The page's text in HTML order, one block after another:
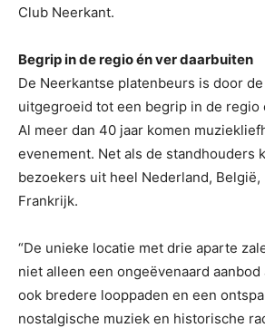
Club Neerkant.
Begrip in de regio én ver daarbuiten
De Neerkantse platenbeurs is door
uitgegroeid tot een begrip in de regio
Al meer dan 40 jaar komen
evenement. Net als de standhouders
bezoekers uit heel Nederland,
Frankrijk.
“De unieke locatie met drie aparte
niet alleen een ongeëvenaard aanbod
ook bredere looppaden en een
nostalgische muziek en historische